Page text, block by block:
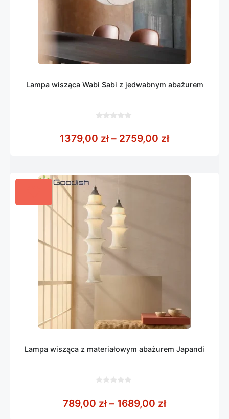
Lampa wisząca Wabi Sabi z jedwabnym abażurem
5
1379,00 zł – 2759,00 złZakres cen:
Lampa wisząca z materiałowym abażurem Japandi
5
789,00 zł – 1689,00 złZakres cen: